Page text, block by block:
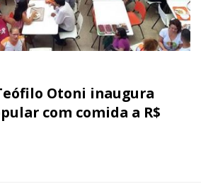
Otoni inaugura
com comida a R$